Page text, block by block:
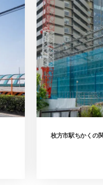
枚方市駅ちかくの